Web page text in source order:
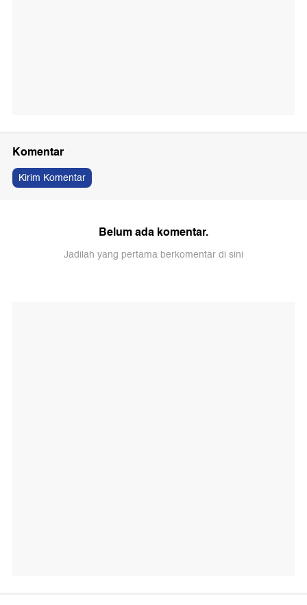
Komentar
Kirim Komentar
Belum ada komentar.
Jadilah yang pertama berkomentar di sini